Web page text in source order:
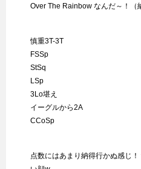
Over The Rainbow なんだ～！（
慎重3T-3T
FSSp
StSq
LSp
3Lo堪え
イーグルから2A
CCoSp
点数にはあまり納得行かぬ感じ